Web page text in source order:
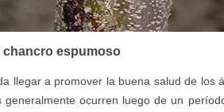
chancro espumoso
llegar a promover la buena salud de los
generalmente ocurren luego de un